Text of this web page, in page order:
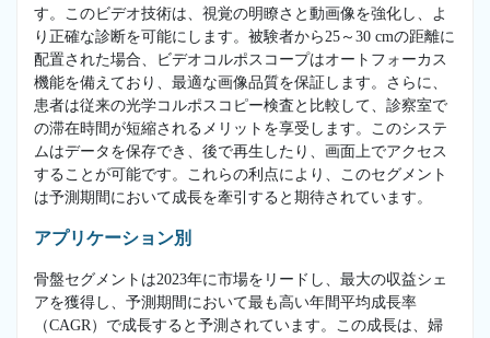
す。このビデオ技術は、視覚の明瞭さと動画像を強化し、よ
り正確な診断を可能にします。被験者から25～30 cmの距離に
配置された場合、ビデオコルポスコープはオートフォーカス
機能を備えており、最適な画像品質を保証します。さらに、
患者は従来の光学コルポスコピー検査と比較して、診察室で
の滞在時間が短縮されるメリットを享受します。このシステ
ムはデータを保存でき、後で再生したり、画面上でアクセス
することが可能です。これらの利点により、このセグメント
は予測期間において成長を牽引すると期待されています。
アプリケーション別
骨盤セグメントは2023年に市場をリードし、最大の収益シェ
アを獲得し、予測期間において最も高い年間平均成長率
（CAGR）で成長すると予測されています。この成長は、婦